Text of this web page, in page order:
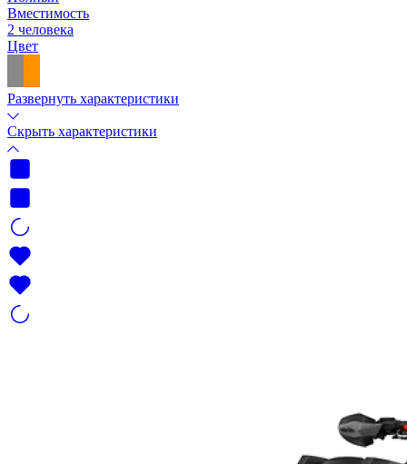
Вместимость
2 человека
Цвет
Развернуть характеристики
Скрыть характеристики